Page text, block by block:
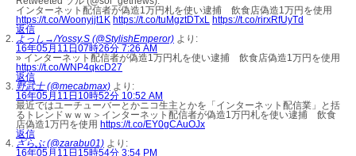
インターネット配信者が偽造1万円札を使い逮捕 飲食店偽造1万円を使用
https://t.co/Woonyjjt1K https://t.co/tuMgztDTxL https://t.co/rirxRfUyTd
返信
よっし→/Yossy.S (@StylishEmperor) より:
16年05月11日07時26分 7:26 AM
» インターネット配信者が偽造1万円札を使い逮捕 飲食店偽造1万円を使用
https://t.co/WNP4qkcD27
返信
野武士 (@mecabmax) より:
16年05月11日10時52分 10:52 AM
最近ではユーチューバーとかニコ生主とかを「インターネット配信業」と括
るトレンドｗｗｗ＞インターネット配信者が偽造1万円札を使い逮捕 飲食
店偽造1万円を使用 https://t.co/EY0gCAuOJx
返信
ざらぶ (@zarabu01) より:
16年05月11日15時54分 3:54 PM